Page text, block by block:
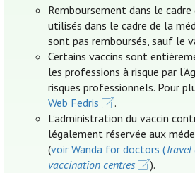
Remboursement dans le
utilisés dans le cadre de la
sont pas remboursés, sauf le
Certains vaccins sont
les professions à risque par
risques professionnels. Pour
Web Fedris
.
L’administration du vaccin
légalement réservée aux
(voir Wanda for doctors (
vaccination centres
).